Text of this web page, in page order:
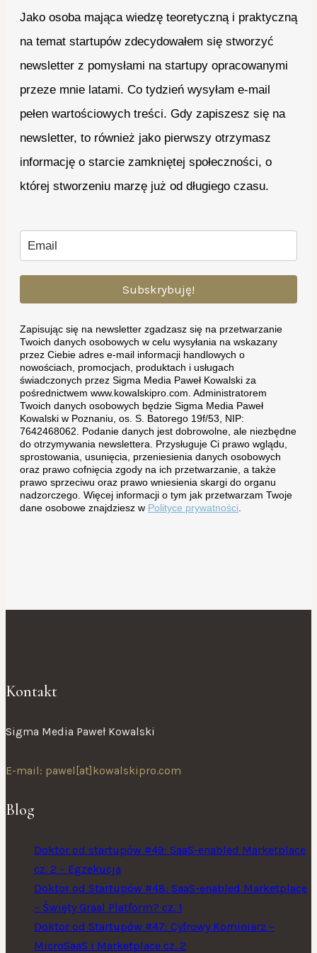
Jako osoba mająca wiedzę teoretyczną i praktyczną
na temat startupów zdecydowałem się stworzyć
newsletter z pomysłami na startupy opracowanymi
przeze mnie latami. Co tydzień wysyłam e-mail
pełen wartościowych treści. Gdy zapiszesz się na
newsletter, to również jako pierwszy otrzymasz
informację o starcie zamkniętej społeczności, o
której stworzeniu marzę już od długiego czasu.
Subskrybuję!
Zapisując się na newsletter zgadzasz się na przetwarzanie
Twoich danych osobowych w celu wysyłania na wskazany
przez Ciebie adres e-mail informacji handlowych o
nowościach, promocjach, produktach i usługach
świadczonych przez Sigma Media Paweł Kowalski za
pośrednictwem www.kowalskipro.com. Administratorem
Twoich danych osobowych będzie Sigma Media Paweł
Kowalski w Poznaniu, os. S. Batorego 19f/53, NIP:
7642468062. Podanie danych jest dobrowolne, ale niezbędne
do otrzymywania newslettera. Przysługuje Ci prawo wglądu,
sprostowania, usunięcia, przeniesienia danych osobowych
oraz prawo cofnięcia zgody na ich przetwarzanie, a także
prawo sprzeciwu oraz prawo wniesienia skargi do organu
nadzorczego. Więcej informacji o tym jak przetwarzam Twoje
dane osobowe znajdziesz w Polityce prywatności
Kontakt
Sigma Media Paweł Kowalski
E-mail: pawel[at]kowalskipro.com
Blog
Doktor od startupów #49: SaaS-enabled Marketplace
cz. 2 – Egzekucja
Doktor od Startupów #48: SaaS-enabled Marketplace
– Święty Graal Platform? cz. 1
Doktor od Startupów #47: Cyfrowy Kominiarz –
MicroSaaS i Marketplace cz. 2